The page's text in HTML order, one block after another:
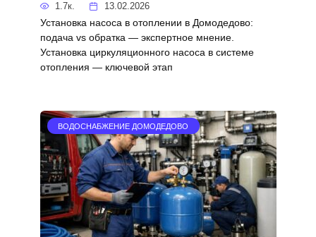
1.7к. 13.02.2026
Установка насоса в отоплении в Домодедово:
подача vs обратка — экспертное мнение.
Установка циркуляционного насоса в системе
отопления — ключевой этап
ВОДОСНАБЖЕНИЕ ДОМОДЕДОВО